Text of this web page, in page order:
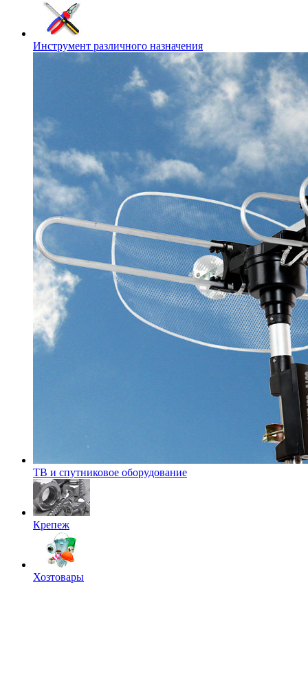
Инструмент различного назначения
ТВ и спутниковое оборудование
Крепеж
Хозтовары